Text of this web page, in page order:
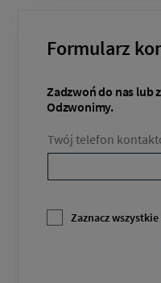
Formularz
Zadzwoń do nas lub
Odzwonimy.
Twój telefon
Zaznacz